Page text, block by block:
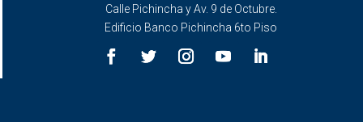
Calle Pichincha y Av. 9 de Octubre.
Edificio Banco Pichincha 6to Piso